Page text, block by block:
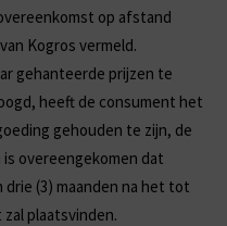
op afstand
Kogros vermeld.
gehanteerde prijzen te
heeft de consument het
gehouden te zijn, de
overeengekomen dat
(3) maanden na het tot
plaatsvinden.